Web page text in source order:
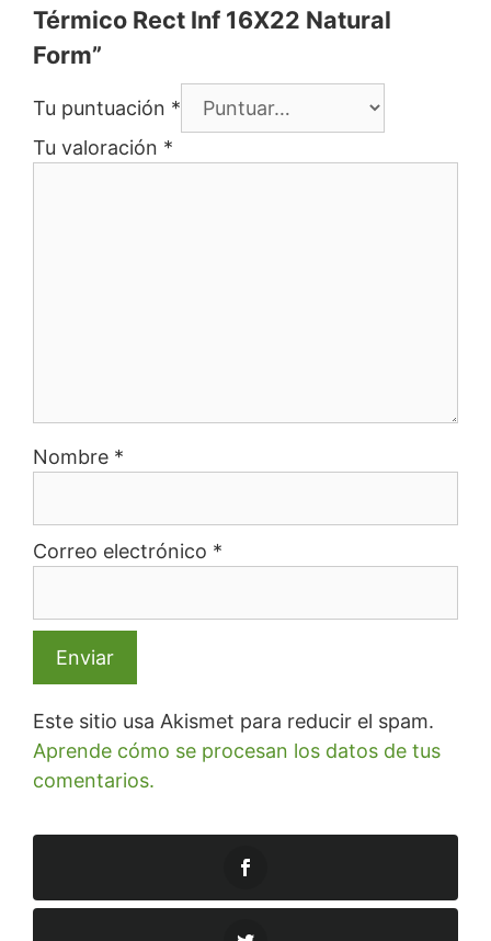
Térmico Rect Inf 16X22 Natural
Form”
Tu puntuación *
Tu valoración *
Nombre *
Correo electrónico *
Este sitio usa Akismet para reducir el spam.
Aprende cómo se procesan los datos de tus
comentarios.